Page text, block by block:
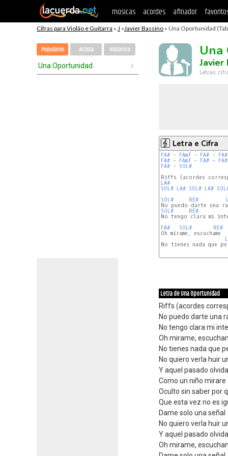
músicas acordes afinador
Cifras para Violão e Guitarra » J »Javier Bassino » Una Oportunidad
Populares Artista Histórico
Una Oportunidad
Una
Javier
Letras,
Letra e Cifra
FA# - FAm7 - FA# - FA#
FA# - FAm7 - FA# - FA#
FA# - SOL#
LA#
SOL# LA# SOL# LA#
SOL#
RE#
SOL#
RE#
No tengo clara mi
FA#
SOL#
RE#
Oh mirame, escuchame
No tienes nada que
Letra de Una Oportunidad
Riffs (acordes
No puedo darte una
No tengo clara mi
Oh mirame,
No tienes nada que
No quiero verla huir
Y aquel pasado
Como un niño mirare
Oculto sin saber por
Que esta vez no es
Dame solo una señal
No quiero verla huir
Y aquel pasado
Oh mirame,